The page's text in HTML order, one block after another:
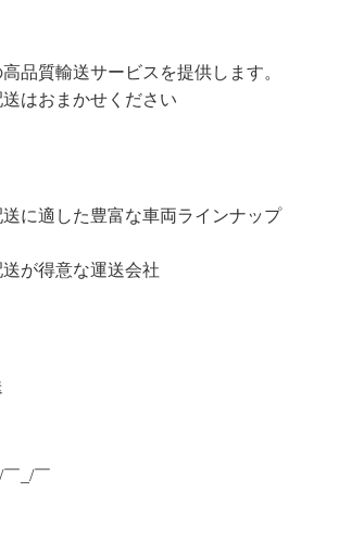
品質輸送サービスを提供します。
はおまかせください
に適した豊富な車両ラインナップ
が得意な運送会社
￣_/￣